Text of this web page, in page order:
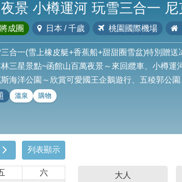
景 小樽運河 玩雪三合一
成團 日本 / 千歲 桃園國際機場
合一(雪上橡皮艇+香蕉船+甜甜圈雪盆)特別贈送
三星景點~函館山百萬夜景～來回纜車、小樽運
斯海洋公園～欣賞可愛國王企鵝遊行、五稜郭公
溫泉 購物
列表顯示
六
大人